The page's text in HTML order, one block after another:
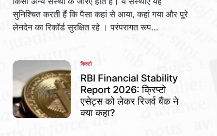
सुनिश्चित करती हैं कि पैसा कहां से आया, कहां गया और पूरे
लेनदेन का रिकॉर्ड सुरक्षित रहे । परंपरागत रूप...
POSTED
IN
क्रिप्टो
RBI Financial Stability
Report 2026: क्रिप्टो
एसेट्स को लेकर रिजर्व बैंक ने
क्या कहा?